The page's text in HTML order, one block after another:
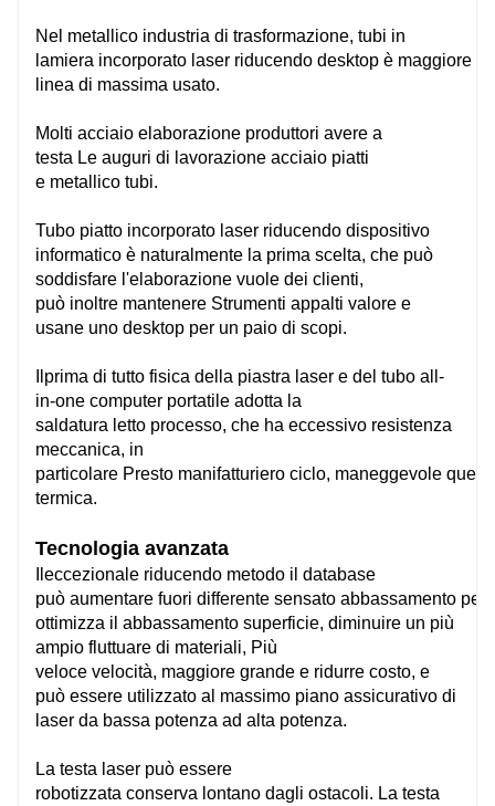
Nel metallico industria di trasformazione, tubi in
lamiera incorporato laser riducendo desktop è maggiore
linea di massima usato.
Molti acciaio elaborazione produttori avere a
testa Le auguri di lavorazione acciaio piatti
e metallico tubi.
Tubo piatto incorporato laser riducendo dispositivo
informatico è naturalmente la prima scelta, che può
soddisfare l'elaborazione vuole dei clienti,
può inoltre mantenere Strumenti appalti valore e
usane uno desktop per un paio di scopi.
prima di tutto fisica della piastra laser e del tubo all-
in-one computer portatile adotta la
saldatura letto processo, che ha eccessivo resistenza
meccanica, in
particolare Presto manifatturiero ciclo, maneggevole
termica.
Tecnologia avanzata
eccezionale riducendo metodo il database
può aumentare fuori differente sensato abbassamento per
ottimizza il abbassamento superficie, diminuire un più
ampio fluttuare di materiali, Più
veloce velocità, maggiore grande e ridurre costo, e
può essere utilizzato al massimo piano assicurativo di
laser da bassa potenza ad alta potenza.
La testa laser può essere
robotizzata conserva lontano dagli ostacoli. La testa
tondo Φ20-Φ230mm
quadrato □20 - □160mm
laterale≥20mm,
circoscritto diametro≤230mm
16 kg/m
IPG
pescatore
segmentato saldato a piastra tipo mortasa e tenone
pneumatico